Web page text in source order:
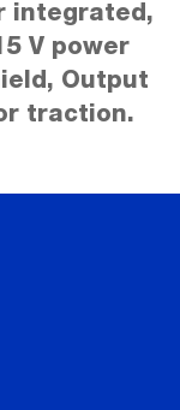
integrated,
V power
Output
traction.